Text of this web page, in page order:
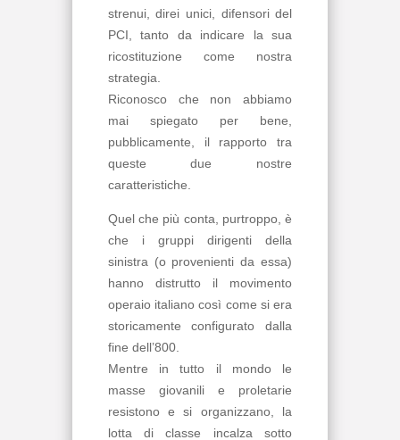
strenui, direi unici, difensori del
PCI, tanto da indicare la sua
ricostituzione come nostra
strategia.
Riconosco che non abbiamo
mai spiegato per bene,
pubblicamente, il rapporto tra
queste due nostre
caratteristiche.
Quel che più conta, purtroppo, è
che i gruppi dirigenti della
sinistra (o provenienti da essa)
hanno distrutto il movimento
operaio italiano così come si era
storicamente configurato dalla
fine dell’800.
Mentre in tutto il mondo le
masse giovanili e proletarie
resistono e si organizzano, la
lotta di classe incalza sotto